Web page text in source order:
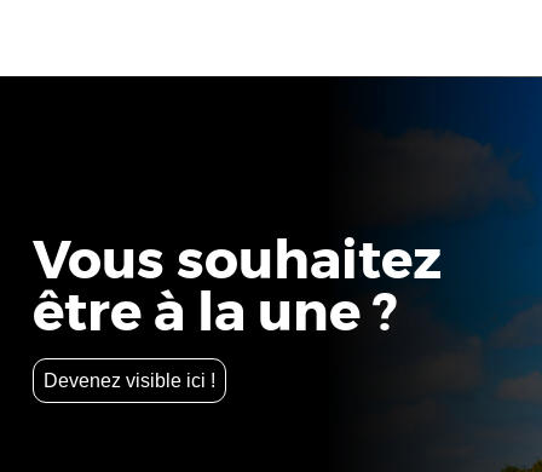
Vous souhaitez
être à la une ?
Devenez visible ici !